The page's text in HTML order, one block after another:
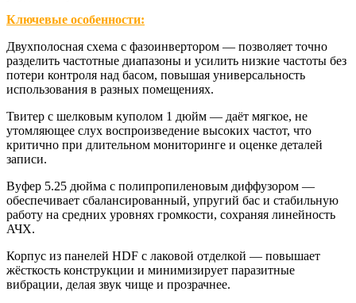
Ключевые особенности:
Двухполосная схема с фазоинвертором — позволяет точно
разделить частотные диапазоны и усилить низкие частоты без
потери контроля над басом, повышая универсальность
использования в разных помещениях.
Твитер с шелковым куполом 1 дюйм — даёт мягкое, не
утомляющее слух воспроизведение высоких частот, что
критично при длительном мониторинге и оценке деталей
записи.
Вуфер 5.25 дюйма с полипропиленовым диффузором —
обеспечивает сбалансированный, упругий бас и стабильную
работу на средних уровнях громкости, сохраняя линейность
АЧХ.
Корпус из панелей HDF с лаковой отделкой — повышает
жёсткость конструкции и минимизирует паразитные
вибрации, делая звук чище и прозрачнее.